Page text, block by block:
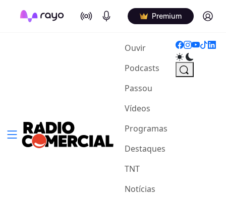
On Air Podcasts Premium Log in
Ouvir(current)
Podcasts
Passou
Vídeos
Programas
Destaques
TNT
Notícias